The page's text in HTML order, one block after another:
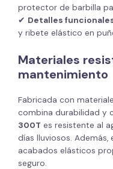
protector de barbilla
✔ Detalles
y ribete elástico en
Materiales
mantenimiento
Fabricada con
combina durabilidad y
300T es resistente al
días lluviosos. Además,
acabados elásticos
seguro.